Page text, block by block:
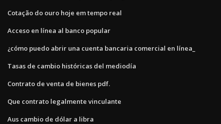
Cotação do ouro hoje em tempo real
Acceso en línea al banco popular
¿cómo puedo abrir una cuenta bancaria comercial en línea_
Tasas de cambio históricas del mediodía
Contrato de venta de bienes pdf.
Que contrato legalmente vinculante
Aus cambio de dólar a libra